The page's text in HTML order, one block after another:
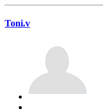
Toni.v